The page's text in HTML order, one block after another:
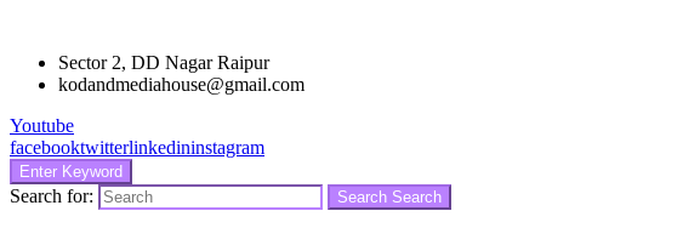
Sector 2, DD Nagar Raipur
kodandmediahouse@gmail.com
Youtube
facebooktwitterlinkedininstagram
Enter Keyword
Search for: Search Search